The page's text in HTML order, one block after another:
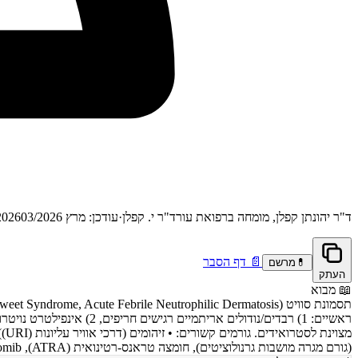
ד"ר יהונתן קפלן, מומחה ברפואת עורד"ר י. קפלן·עודכן: מרץ 2026 03/2026
העתק
💊 מרשם 📄 דף הסבר
📖 מבוא
(גורם מגרה מושבות גרנולוציטים), חומצה טראנס-רטינואית (ATRA), Azathioprine, Bortezomib, טרימתופרים (TMP)-סולפמתוקסזול (SMX)